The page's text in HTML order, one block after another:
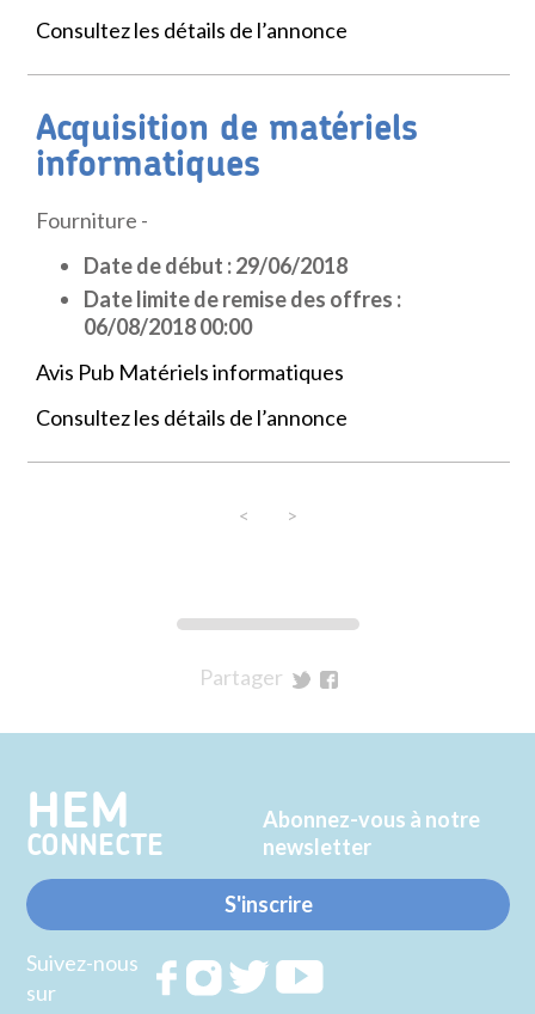
Consultez les détails de l’annonce
Acquisition de matériels
informatiques
Fourniture -
Date de début : 29/06/2018
Date limite de remise des offres :
06/08/2018 00:00
Avis Pub Matériels informatiques
Consultez les détails de l’annonce
< >
Partager
Twitter
Facebook
HEM
CONNECTE
Abonnez-vous à notre
newsletter
S'inscrire
Suivez-nous
sur
RejoignezRejoignezRejoignez